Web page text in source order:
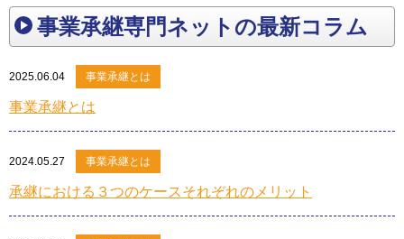
事業承継専門ネットの最新コラム
2025.06.04 事業承継とは
事業承継とは
2024.05.27 事業承継とは
承継における３つのケースそれぞれのメリット